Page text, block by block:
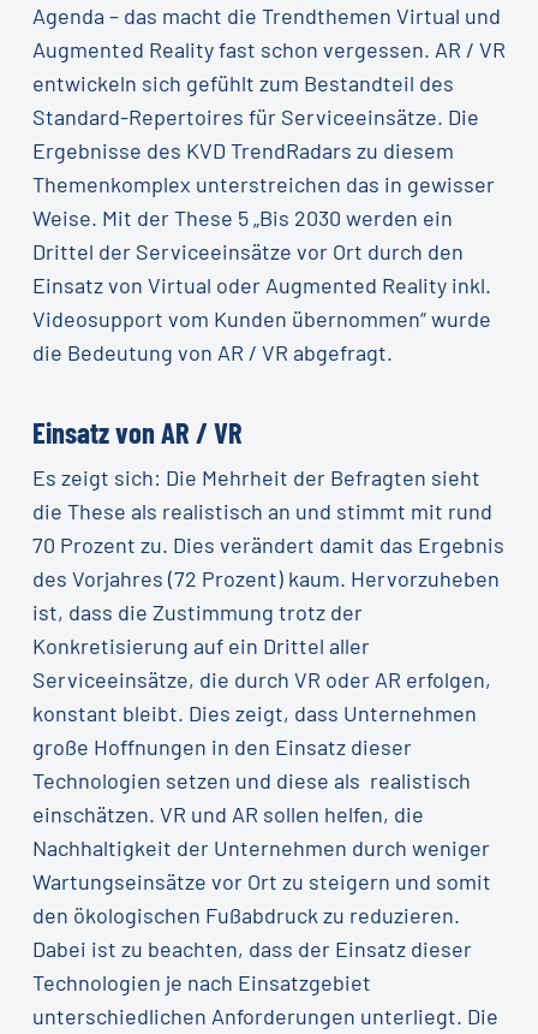
Agenda – das macht die Trendthemen Virtual und
Augmented Reality fast schon vergessen. AR / VR
entwickeln sich gefühlt zum Bestandteil des
Standard-Repertoires für Serviceeinsätze. Die
Ergebnisse des KVD TrendRadars zu diesem
Themenkomplex unterstreichen das in gewisser
Weise. Mit der These 5 „Bis 2030 werden ein
Drittel der Serviceeinsätze vor Ort durch den
Einsatz von Virtual oder Augmented Reality inkl.
Videosupport vom Kunden übernommen“ wurde
die Bedeutung von AR / VR abgefragt.
Einsatz von AR / VR
Es zeigt sich: Die Mehrheit der Befragten sieht
die These als realistisch an und stimmt mit rund
70 Prozent zu. Dies verändert damit das Ergebnis
des Vorjahres (72 Prozent) kaum. Hervorzuheben
ist, dass die Zustimmung trotz der
Konkretisierung auf ein Drittel aller
Serviceeinsätze, die durch VR oder AR erfolgen,
konstant bleibt. Dies zeigt, dass Unternehmen
große Hoffnungen in den Einsatz dieser
Technologien setzen und diese als realistisch
einschätzen. VR und AR sollen helfen, die
Nachhaltigkeit der Unternehmen durch weniger
Wartungseinsätze vor Ort zu steigern und somit
den ökologischen Fußabdruck zu reduzieren.
Dabei ist zu beachten, dass der Einsatz dieser
Technologien je nach Einsatzgebiet
unterschiedlichen Anforderungen unterliegt. Die